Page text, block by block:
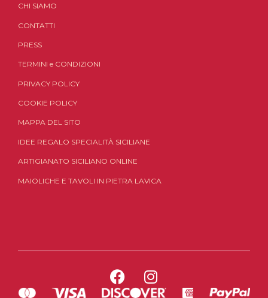
CHI SIAMO
CONTATTI
PRESS
TERMINI e CONDIZIONI
PRIVACY POLICY
COOKIE POLICY
MAPPA DEL SITO
IDEE REGALO SPECIALITÀ SICILIANE
ARTIGIANATO SICILIANO ONLINE
MAIOLICHE E TAVOLI IN PIETRA LAVICA